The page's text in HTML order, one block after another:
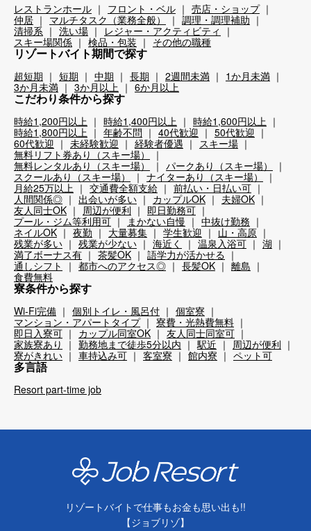
レストランホール フロント・ベル
売店・ショップ
仲居
マルチタスク（業務全般）
調理・調理補助
清掃系
洗い場
レジャー・アクティビティ
スキー場関係
検品・包装 その他の職種
リゾートバイト期間で探す
超短期 短期 中期 長期 2週間未満
1か月未満
3か月未満
3か月以上 6か月以上
こだわり条件から探す
時給1,200円以上 時給1,400円以上
時給1,600円以上
時給1,800円以上
年齢不問 40代歓迎
50代歓迎
60代歓迎
未経験歓迎 経験者優遇
スキー場
無料リフト券あり（スキー場）
無料レンタルあり（スキー場）
パークあり（スキー場）
スクールあり（スキー場）
ナイターあり（スキー場）
月給25万以上
交通費全額支給
前払い・日払い可
人間関係◎
出会いが多い カップルOK
夫婦OK
友人同士OK
周辺が便利
即日勤務可
プール・ジム等利用可
まかない自慢
中抜け勤務
ネイルOK
夜勤 大量募集 学生歓迎
山・高原
残業が多い
残業が少ない 海近く 温泉入浴可
湖
満了ボーナス有
茶髪OK
語学力が活かせる
通しシフト
都市へのアクセス◎ 長髪OK
離島
食費無料
寮条件から探す
Wi-Fi完備 個別トイレ・風呂付
個室寮
マンション・アパートタイプ
寮費・光熱費無料
即日入寮可
カップル同室OK
友人同士同室可
家族寮あり
勤務地まで徒歩5分以内 駅近
周辺が便利
寮がきれい
車持込み可 客室寮 館内寮 ペット可
多言語
Resort part-time job
リゾートバイトで仕事もお金も思い出も!!
【ジョブリゾ】